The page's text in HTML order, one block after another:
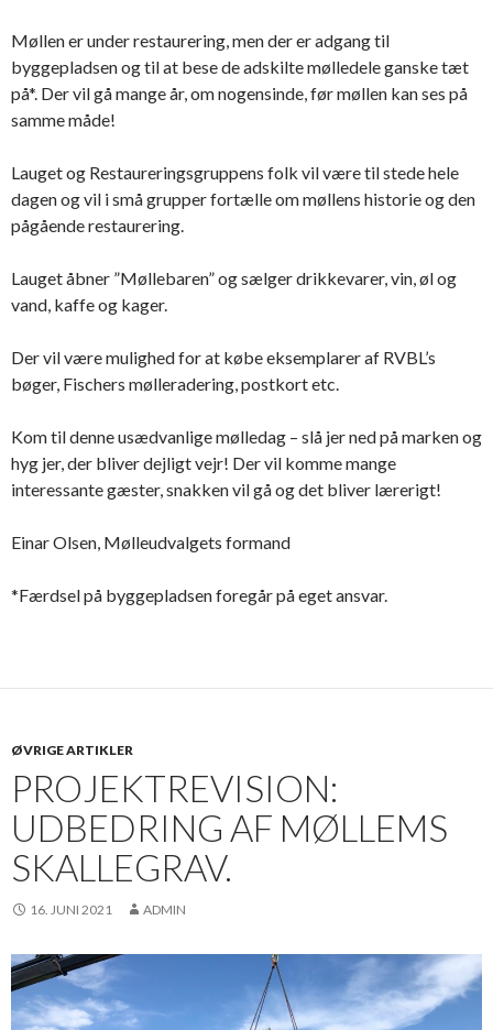
Møllen er under restaurering, men der er adgang til
byggepladsen og til at bese de adskilte mølledele ganske tæt
på*. Der vil gå mange år, om nogensinde, før møllen kan ses på
samme måde!
Lauget og Restaureringsgruppens folk vil være til stede hele
dagen og vil i små grupper fortælle om møllens historie og den
pågående restaurering.
Lauget åbner ”Møllebaren” og sælger drikkevarer, vin, øl og
vand, kaffe og kager.
Der vil være mulighed for at købe eksemplarer af RVBL’s
bøger, Fischers mølleradering, postkort etc.
Kom til denne usædvanlige mølledag – slå jer ned på marken og
hyg jer, der bliver dejligt vejr! Der vil komme mange
interessante gæster, snakken vil gå og det bliver lærerigt!
Einar Olsen, Mølleudvalgets formand
*Færdsel på byggepladsen foregår på eget ansvar.
ØVRIGE ARTIKLER
PROJEKTREVISION:
UDBEDRING AF MØLLEMS
SKALLEGRAV.
16. JUNI 2021 ADMIN